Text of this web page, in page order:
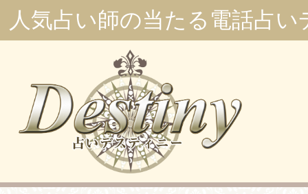
人気占い師の当たる電話占